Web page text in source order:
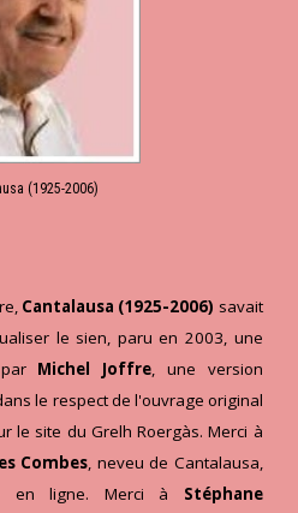
(1925-2006)
Cantalausa (1925-2006) savait
le sien, paru en 2003, une
Michel Joffre, une version
le respect de l'ouvrage original
le site du Grelh Roergàs. Merci à
Combes, neveu de Cantalausa,
en ligne. Merci à Stéphane